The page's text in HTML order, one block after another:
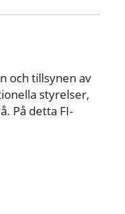
och tillsynen av
styrelser,
På detta FI-